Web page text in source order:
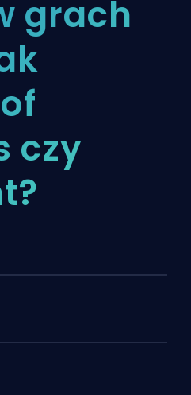
grach
czy